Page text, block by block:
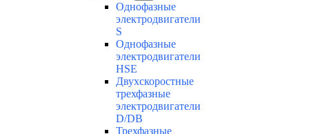
Однофазные
электродвигатели
S
Однофазные
электродвигатели
HSE
Двухскоростные
трехфазные
электродвигатели
D/DB
Трехфазные